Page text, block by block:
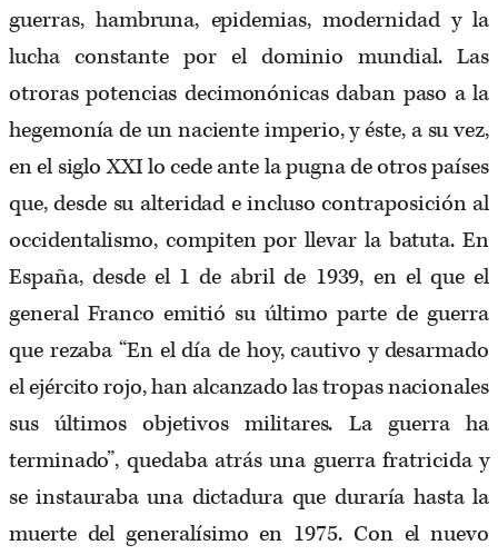
guerras, hambruna, epidemias, modernidad y la
lucha constante por el dominio mundial. Las
otroras potencias decimonónicas daban paso a la
hegemonía de un naciente imperio, y éste, a su vez,
en el siglo XXI lo cede ante la pugna de otros países
que, desde su alteridad e incluso contraposición al
occidentalismo, compiten por llevar la batuta. En
España, desde el 1 de abril de 1939, en el que el
general Franco emitió su último parte de guerra
que rezaba “En el día de hoy, cautivo y desarmado
el ejército rojo, han alcanzado las tropas nacionales
sus últimos objetivos militares. La guerra ha
terminado”, quedaba atrás una guerra fratricida y
se instauraba una dictadura que duraría hasta la
muerte del generalísimo en 1975. Con el nuevo